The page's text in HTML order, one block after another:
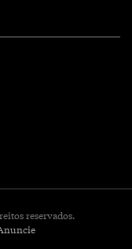
reservados.